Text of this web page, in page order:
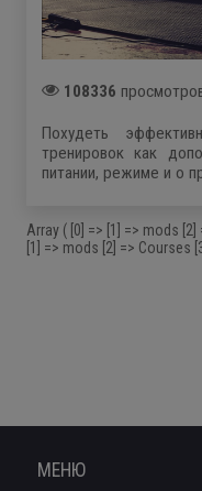
108336
Похудеть
тренировок как
питании, режиме и о
Array ( [0] => [1] => mods
[1] => mods [2] => Courses
МЕНЮ